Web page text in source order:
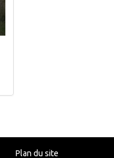
Plan du site